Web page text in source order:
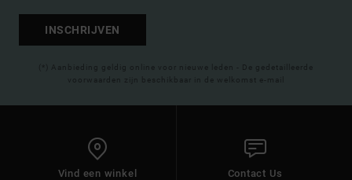
INSCHRIJVEN
(*) Aanbieding geldig online voor nieuwe leden - De gedetailleerde
voorwaarden zijn beschikbaar in de welkomst e-mail
Vind een winkel Contact Us